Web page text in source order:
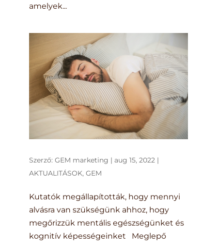
amelyek...
Szerző: GEM marketing | aug 15, 2022|
AKTUALITÁSOK, GEM
Kutatók megállapították, hogy mennyi
alvásra van szükségünk ahhoz, hogy
megőrizzük mentális egészségünket és
kognitív képességeinket Meglepő